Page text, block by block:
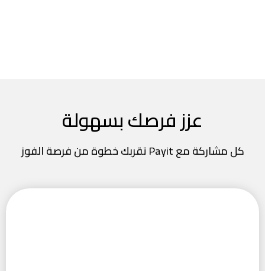
عزز فرصك بسهولة
كل مشاركة مع Payit تقربك خطوة من فرصة الفوز